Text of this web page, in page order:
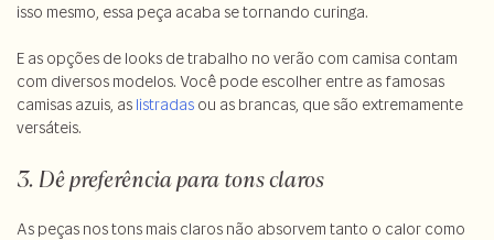
isso mesmo, essa peça acaba se tornando curinga.
E as opções de looks de trabalho no verão com camisa contam
com diversos modelos. Você pode escolher entre as famosas
camisas azuis, as listradas ou as brancas, que são extremamente
versáteis.
3. Dê preferência para tons claros
As peças nos tons mais claros não absorvem tanto o calor como